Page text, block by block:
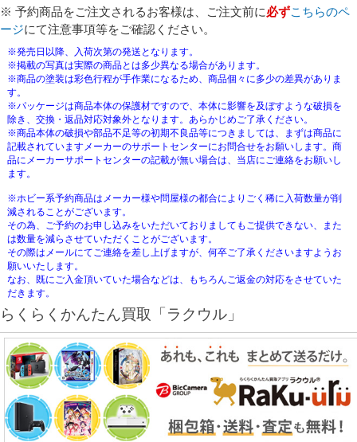
※ 予約商品をご注文されるお客様は、ご注文前に必ずこちらのペ
ージにて注意事項等をご確認ください。
※発売日以降、入荷次第の発送となります。
※掲載の写真は実際の商品とは多少異なる場合があります。
※商品の塗装は彩色行程が手作業になるため、商品個々に多少の差異がありま
す。
※パッケージは商品本体の保護材ですので、本体に影響を及ぼすような破損を
除き、交換・返品対応対象外となります。あらかじめご了承ください。
※商品本体の破損や部品不足等の初期不良品等につきましては、まずは商品に
記載されていますメーカーのサポートセンターにお問合せをお願いします。商
品にメーカーサポートセンターの記載が無い場合は、当店にご連絡をお願いし
ます。
※ホビー系予約商品はメーカー様や問屋様の都合によりごく稀に入荷数量が削
減されることがございます。
その為、ご予約のお申し込みをいただいておりましてもご提供できない、また
は数量を減らさせていただくことがございます。
その際はメールにてご連絡を差し上げますが、何卒ご了承くださいますようお
願いいたします。
なお、既にご入金頂いていた場合などは、もちろんご返金の対応をさせていた
だきます。
らくらくかんたん買取「ラクウル」